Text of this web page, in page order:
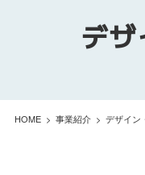
デ
HOME 事業紹介 デザイン